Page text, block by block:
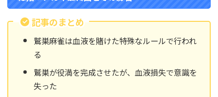
記事のまとめ
鷲巣麻雀は血液を賭けた特殊なルールで行われ
る
鷲巣が役満を完成させたが、血液損失で意識を
失った